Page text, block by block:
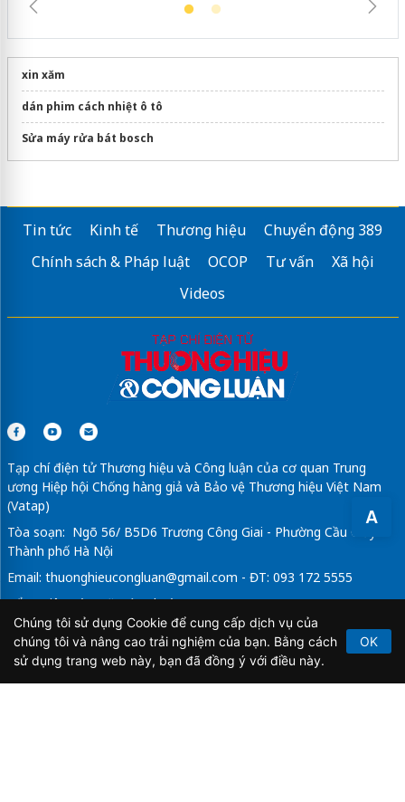
A
xin xăm
dán phim cách nhiệt ô tô
Sửa máy rửa bát bosch
Tin tức Kinh tế Thương hiệu
Chuyển động 389
Chính sách & Pháp luật
OCOP Tư vấn
Xã hội
Videos
Tạp chí điện tử Thương hiệu và Công luận của cơ quan Trung
ương Hiệp hội Chống hàng giả và Bảo vệ Thương hiệu Việt Nam
(Vatap)
Tòa soạn: Ngõ 56/ B5D6 Trương Công Giai - Phường Cầu Giấy -
Thành phố Hà Nội
Email: thuonghieucongluan@gmail.com - ĐT: 093 172 5555
Tổng Biên Tập: Vũ Đức Thuận
Giấy phép hoạt động báo chí điện tử số 64/GP-BTTTT do Bộ
Thông tin và Truyền thông cấp ngày 21/2/2020.
Chúng tôi sử dụng Cookie để cung cấp dịch vụ của
chúng tôi và nâng cao trải nghiệm của bạn. Bằng cách
sử dụng trang web này, bạn đã đồng ý với điều này.
OK